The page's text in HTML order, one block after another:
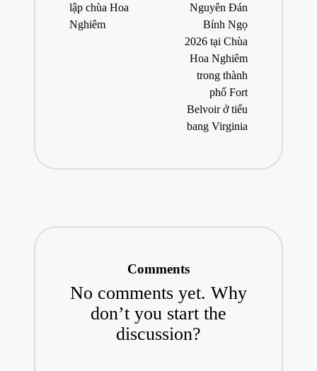
lập chùa Hoa
Nghiêm
Nguyên Đán
Bính Ngọ
2026 tại Chùa
Hoa Nghiêm
trong thành
phố Fort
Belvoir ở tiểu
bang Virginia
Comments
No comments yet. Why
don’t you start the
discussion?